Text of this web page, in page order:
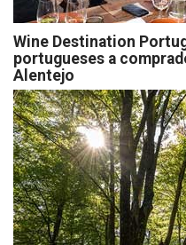
Wine Destination
portugueses a
Alentejo